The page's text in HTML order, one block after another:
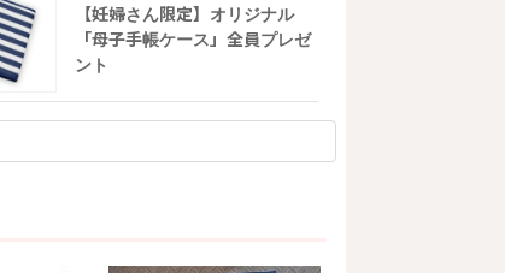
【妊婦さん限定】オリジナル
「母子手帳ケース」全員プレゼ
ント